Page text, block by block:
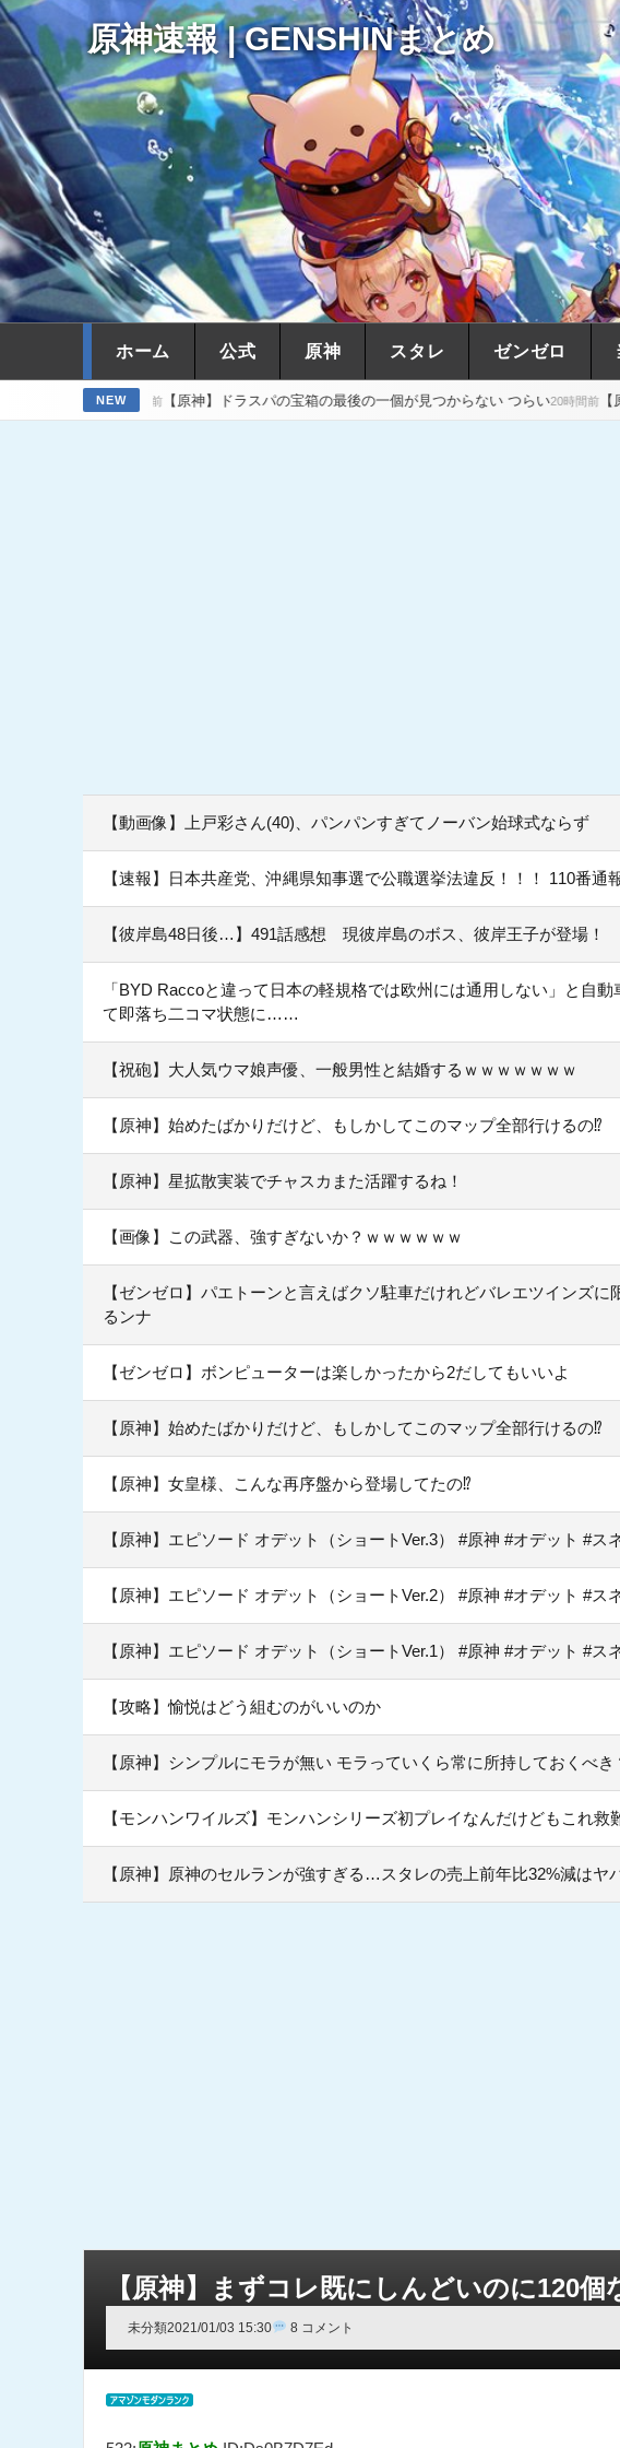
原神速報 | GENSHINまとめ
ホーム 公式 原神 スタレ ゼンゼロ
NEW
【原神】ドラスパの宝箱の最後の一個が見つからない つらい20時間前【原神】原神のセ
【動画像】上戸彩さん(40)、パンパンすぎてノーバン始球式ならず
【速報】日本共産党、沖縄県知事選で公職選挙法違反！！！ 110番通
【彼岸島48日後…】491話感想 現彼岸島のボス、彼岸王子が登場！
「BYD Raccoと違って日本の軽規格では欧州には通用しない」と自
て即落ち二コマ状態に……
【祝砲】大人気ウマ娘声優、一般男性と結婚するｗｗｗｗｗｗｗ
【原神】始めたばかりだけど、もしかしてこのマップ全部行けるの⁉
【原神】星拡散実装でチャスカまた活躍するね！
【画像】この武器、強すぎないか？ｗｗｗｗｗｗ
【ゼンゼロ】パエトーンと言えばクソ駐車だけれどバレエツインズ
るンナ
【ゼンゼロ】ボンピューターは楽しかったから2だしてもいいよ
【原神】始めたばかりだけど、もしかしてこのマップ全部行けるの⁉
【原神】女皇様、こんな再序盤から登場してたの⁉
【原神】エピソード オデット（ショートVer.3） #原神 #オデット #
【原神】エピソード オデット（ショートVer.2） #原神 #オデット #
【原神】エピソード オデット（ショートVer.1） #原神 #オデット #
【攻略】愉悦はどう組むのがいいのか
【原神】シンプルにモラが無い モラっていくら常に所持しておくべき
【モンハンワイルズ】モンハンシリーズ初プレイなんだけどもこれ
【原神】原神のセルランが強すぎる…スタレの売上前年比32%減はヤ
【原神】まずコレ既にしんどいのに120個
未分類2021/01/03 15:30 8 コメント